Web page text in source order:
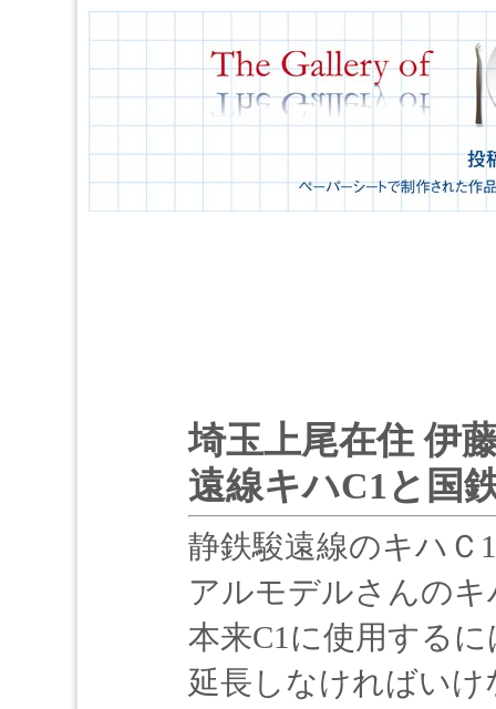
埼玉上尾在住 伊
遠線キハC1と国
静鉄駿遠線のキハＣ
アルモデルさんの
本来C1に使用する
延長しなければい